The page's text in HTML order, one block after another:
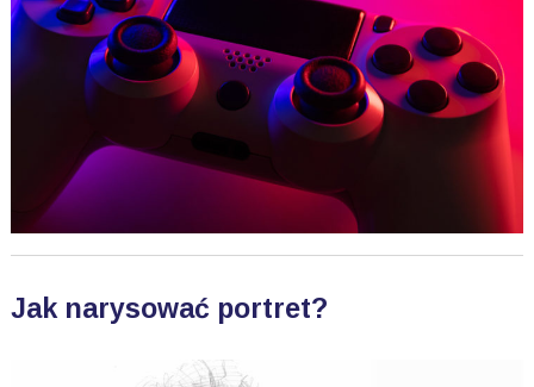
Jak narysować portret?